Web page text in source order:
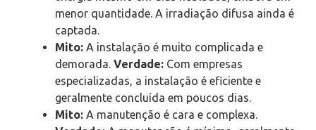
menor quantidade. A irradiação difusa ainda é
captada.
Mito: A instalação é muito complicada e
demorada. Verdade: Com empresas
especializadas, a instalação é eficiente e
geralmente concluída em poucos dias.
Mito: A manutenção é cara e complexa.